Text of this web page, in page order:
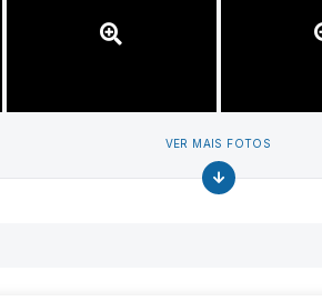
VER MAIS FOTOS